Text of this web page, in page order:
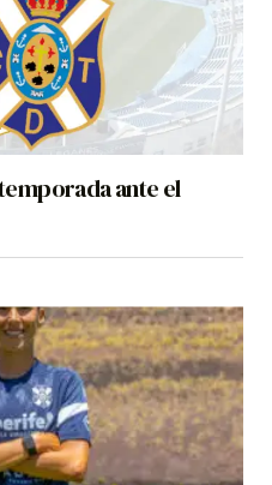
ante el